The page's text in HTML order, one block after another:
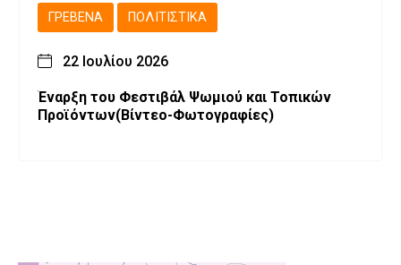
ΓΡΕΒΕΝΆ ΠΟΛΙΤΙΣΤΙΚΆ
22 Ιουλίου 2026
Έναρξη του Φεστιβάλ Ψωμιού και Τοπικών
Προϊόντων(Βίντεο-Φωτογραφίες)